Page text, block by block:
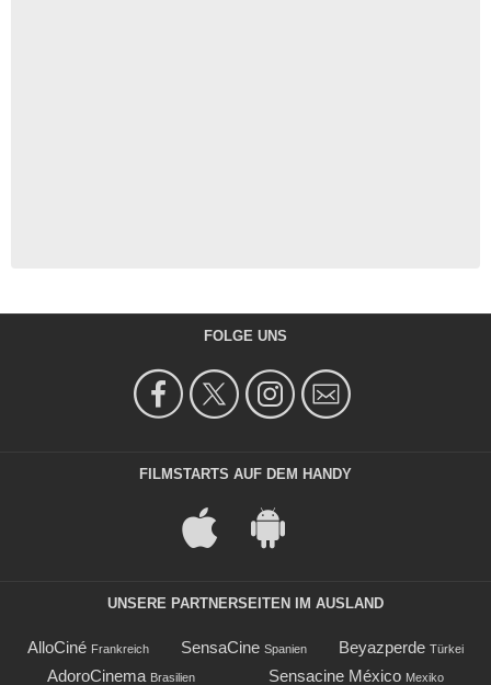
FOLGE UNS
FILMSTARTS AUF DEM HANDY
UNSERE PARTNERSEITEN IM AUSLAND
AlloCiné Frankreich SensaCine Spanien Beyazperde Türkei
AdoroCinema Brasilien Sensacine México Mexiko